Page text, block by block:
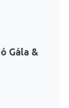
Gála &